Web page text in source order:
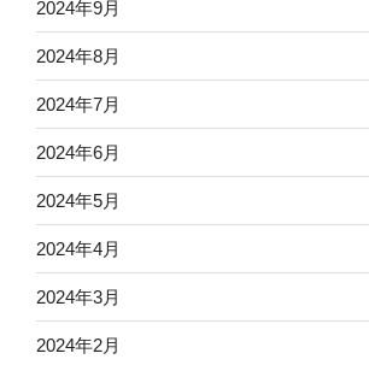
2024年9月
2024年8月
2024年7月
2024年6月
2024年5月
2024年4月
2024年3月
2024年2月